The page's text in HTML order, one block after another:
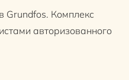
Grundfos. Комплекс
авторизованного